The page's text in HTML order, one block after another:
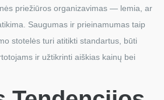
priežiūros organizavimas — lemia, ar
Saugumas ir prieinamumas taip
stotelės turi atitikti standartus, būti
ir užtikrinti aiškias kainų bei